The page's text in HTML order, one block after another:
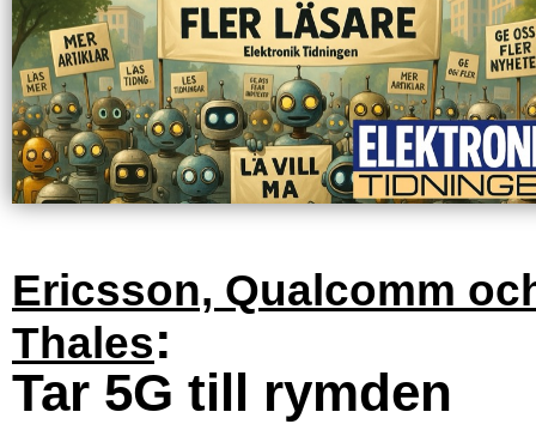
Ericsson, Qualcomm
Thales:
Tar 5G till rymden